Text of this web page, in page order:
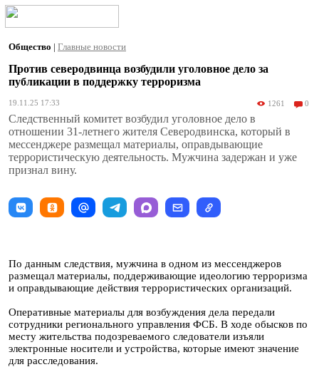
Общество | Главные новости
Против северодвинца возбудили уголовное дело за
публикации в поддержку терроризма
19.11.25 17:33 1261 0
Следственный комитет возбудил уголовное дело в
отношении 31-летнего жителя Северодвинска, который в
мессенджере размещал материалы, оправдывающие
террористическую деятельность. Мужчина задержан и уже
признал вину.
По данным следствия, мужчина в одном из мессенджеров
размещал материалы, поддерживающие идеологию терроризма
и оправдывающие действия террористических организаций.
Оперативные материалы для возбуждения дела передали
сотрудники регионального управления ФСБ. В ходе обысков по
месту жительства подозреваемого следователи изъяли
электронные носители и устройства, которые имеют значение
для расследования.